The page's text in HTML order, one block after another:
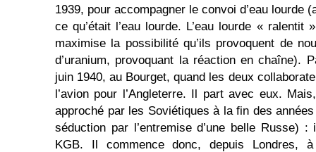
1939, pour accompagner le convoi d’eau lourde
ce qu’était l’eau lourde. L’eau lourde « ralentit
maximise la possibilité qu’ils provoquent de
d’uranium, provoquant la réaction en chaîne).
juin 1940, au Bourget, quand les deux
l’avion pour l’Angleterre. Il part avec eux.
approché par les Soviétiques à la fin des
séduction par l’entremise d’une belle Russe)
KGB. Il commence donc, depuis Londres,